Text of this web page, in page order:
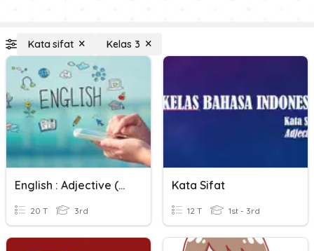
Kata sifat Kelas 3
English : Adjective (Kata Sifat)
20 T 3rd
Kata Sifat
12 T 1st - 3rd